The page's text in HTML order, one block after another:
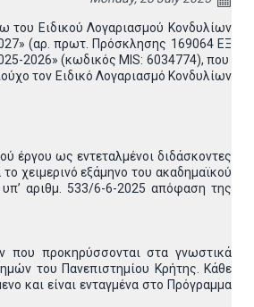
του Ειδικού Λογαριασμού Κονδυλίων
(αρ. πρωτ. Πρόσκλησης 169064 ΕΞ
2026» (κωδικός MIS: 6034774), που
τον Ειδικό Λογαριασμό Κονδυλίων
έργου ως εντεταλμένοι διδάσκοντες
χειμερινό εξάμηνο του ακαδημαϊκού
αριθμ. 533/6-6-2025 απόφαση της
που προκηρύσσονται στα γνωστικά
του Πανεπιστημίου Κρήτης. Κάθε
και είναι ενταγμένα στο Πρόγραμμα